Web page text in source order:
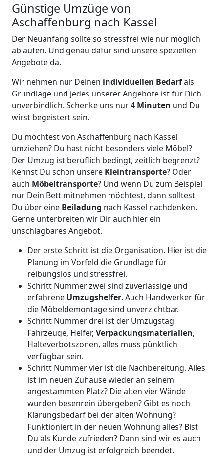
Günstige Umzüge von
Aschaffenburg nach Kassel
Der Neuanfang sollte so stressfrei wie nur möglich
ablaufen. Und genau dafür sind unsere speziellen
Angebote da.
Wir nehmen nur Deinen individuellen Bedarfals
Grundlage und jedes unserer Angebote ist für Dich
unverbindlich. Schenke uns nur 4 Minuten und Du
wirst begeistert sein.
Du möchtest von Aschaffenburg nach Kassel
umziehen? Du hast nicht besonders viele Möbel?
Der Umzug ist beruflich bedingt, zeitlich begrenzt?
Kennst Du schon unsere Kleintransporte? Oder
auch Möbeltransporte? Und wenn Du zum Beispiel
nur Dein Bett mitnehmen möchtest, dann solltest
Du über eine Beiladung nach Kassel nachdenken.
Gerne unterbreiten wir Dir auch hier ein
unschlagbares Angebot.
Der erste Schritt ist die Organisation. Hier ist die
Planung im Vorfeld die Grundlage für
reibungslos und stressfrei.
Schritt Nummer zwei sind zuverlässige und
erfahrene Umzugshelfer. Auch Handwerker für
die Möbeldemontage sind unverzichtbar.
Schritt Nummer drei ist der Umzugstag.
Fahrzeuge, Helfer, Verpackungsmaterialien,
Halteverbotszonen, alles muss pünktlich
verfügbar sein.
Schritt Nummer vier ist die Nachbereitung. Alles
ist im neuen Zuhause wieder an seinem
angestammten Platz? Die alten vier Wände
wurden besenrein übergeben? Gibt es noch
Klärungsbedarf bei der alten Wohnung?
Funktioniert in der neuen Wohnung alles? Bist
Du als Kunde zufrieden? Dann sind wir es auch
und der Umzug ist erfolgreich beendet.